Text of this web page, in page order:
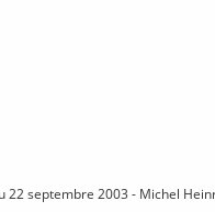
22 septembre 2003 - Michel